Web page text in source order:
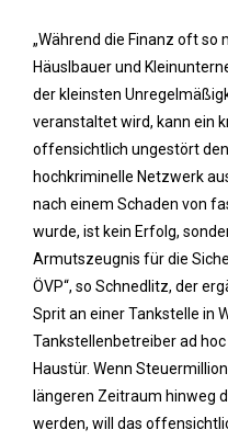
„Während die Finanz oft
Häuslbauer und
der kleinsten
veranstaltet wird, kann ein
offensichtlich ungestört
hochkriminelle Netzwerk
nach einem Schaden von
wurde, ist kein Erfolg,
Armutszeugnis für die
ÖVP“, so Schnedlitz, der
Sprit an einer Tankstelle in
Tankstellenbetreiber ad
Haustür. Wenn
längeren Zeitraum hinweg
werden, will das